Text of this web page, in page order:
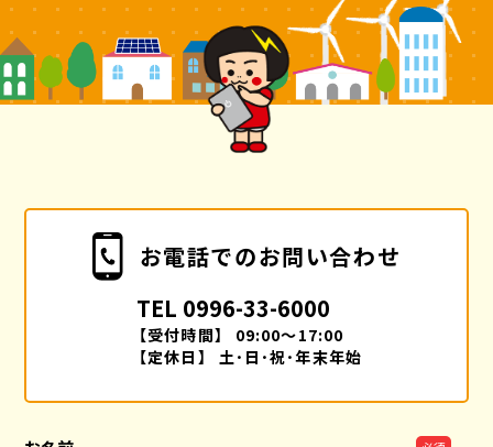
お電話でのお問い合わせ
TEL 0996-33-6000
【受付時間】 09:00～17:00
【定休日】 土･日･祝･年末年始